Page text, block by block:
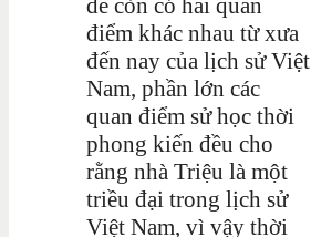
điểm khác nhau từ xưa
đến nay của lịch sử Việt
Nam, phần lớn các
quan điểm sử học thời
phong kiến đều cho
rằng nhà Triệu là một
triều đại trong lịch sử
Việt Nam, vì vậy thời